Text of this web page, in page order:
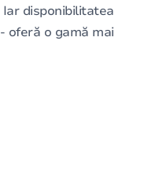
Iar disponibilitatea
oferă o gamă mai